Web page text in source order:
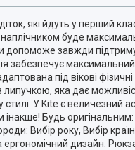
які йдуть у перший
буде
допоможе завжди
забезпечує
під вікові фізичні
яка дає
У Kite є величезний
інакше! Будь
Вибір року, Вибір
ергономічний дизайн.